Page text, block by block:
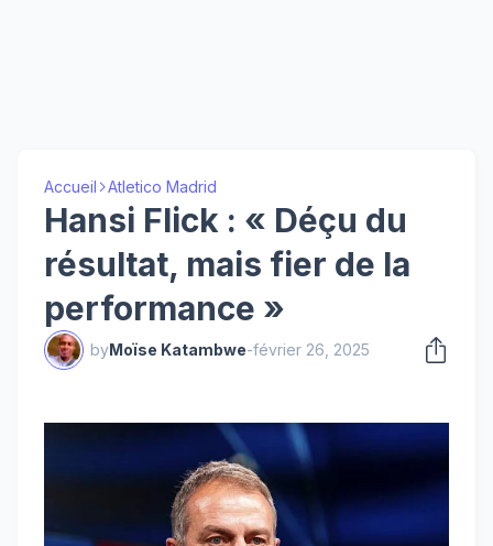
Accueil Atletico Madrid
Hansi Flick : « Déçu du
résultat, mais fier de la
performance »
byMoïse Katambwe-février 26, 2025